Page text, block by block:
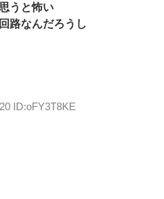
うと怖い
路なんだろうし
ID:oFY3T8KE